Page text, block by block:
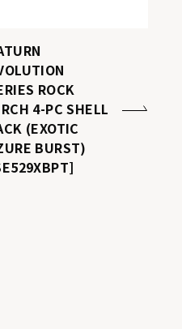
ROCK
4-PC SHELL
(EXOTIC
BURST)